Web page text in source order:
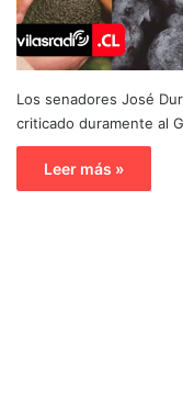
Los senadores José
criticado duramente al
Leer más »